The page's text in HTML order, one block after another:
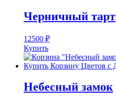
Черничный тарт
12500 ₽
Купить
Небесный замок